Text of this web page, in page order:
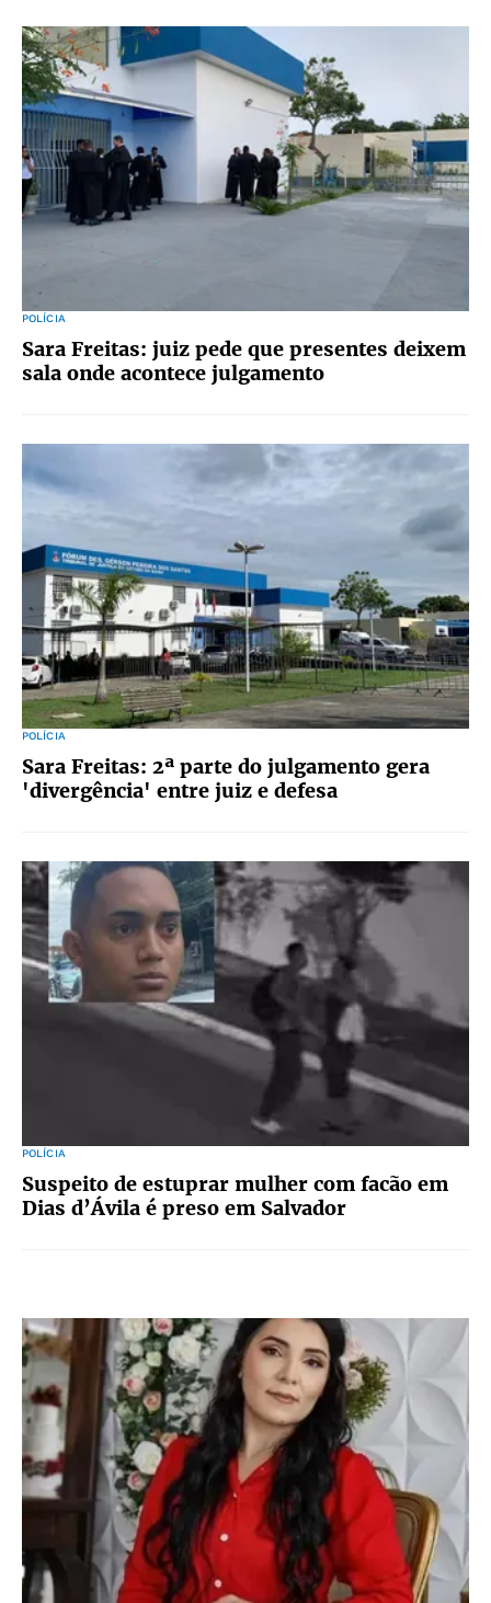
POLÍCIA
Sara Freitas: juiz pede que presentes deixem
sala onde acontece julgamento
POLÍCIA
Sara Freitas: 2ª parte do julgamento gera
'divergência' entre juiz e defesa
POLÍCIA
Suspeito de estuprar mulher com facão em
Dias d’Ávila é preso em Salvador